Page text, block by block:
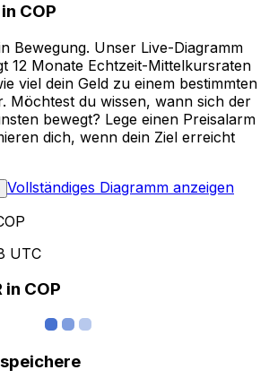
COP
Bewegung. Unser Live-Diagramm
12 Monate Echtzeit-Mittelkursraten
viel dein Geld zu einem bestimmten
Möchtest du wissen, wann sich der
bewegt? Lege einen Preisalarm
dich, wenn dein Ziel erreicht
Vollständiges Diagramm anzeigen
UTC
in COP